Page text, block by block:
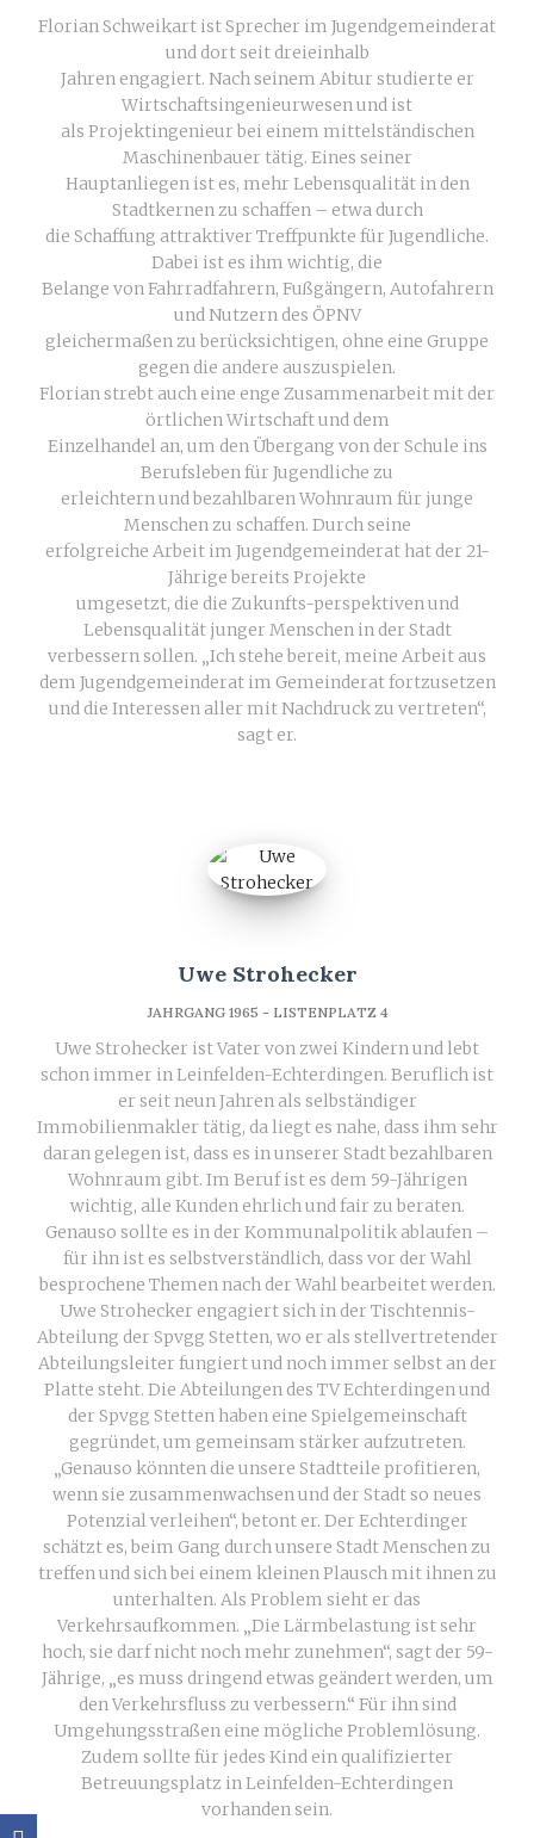
Florian Schweikart ist Sprecher im Jugendgemeinderat
und dort seit dreieinhalb
Jahren engagiert. Nach seinem Abitur studierte er
Wirtschaftsingenieurwesen und ist
als Projektingenieur bei einem mittelständischen
Maschinenbauer tätig. Eines seiner
Hauptanliegen ist es, mehr Lebensqualität in den
Stadtkernen zu schaffen – etwa durch
die Schaffung attraktiver Treffpunkte für Jugendliche.
Dabei ist es ihm wichtig, die
Belange von Fahrradfahrern, Fußgängern, Autofahrern
und Nutzern des ÖPNV
gleichermaßen zu berücksichtigen, ohne eine Gruppe
gegen die andere auszuspielen.
Florian strebt auch eine enge Zusammenarbeit mit der
örtlichen Wirtschaft und dem
Einzelhandel an, um den Übergang von der Schule ins
Berufsleben für Jugendliche zu
erleichtern und bezahlbaren Wohnraum für junge
Menschen zu schaffen. Durch seine
erfolgreiche Arbeit im Jugendgemeinderat hat der 21-
Jährige bereits Projekte
umgesetzt, die die Zukunfts-perspektiven und
Lebensqualität junger Menschen in der Stadt
verbessern sollen. „Ich stehe bereit, meine Arbeit aus
dem Jugendgemeinderat im Gemeinderat fortzusetzen
und die Interessen aller mit Nachdruck zu vertreten“,
sagt er.
Uwe Strohecker
JAHRGANG 1965 - LISTENPLATZ 4
Uwe Strohecker ist Vater von zwei Kindern und lebt
schon immer in Leinfelden-Echterdingen. Beruflich ist
er seit neun Jahren als selbständiger
Immobilienmakler tätig, da liegt es nahe, dass ihm sehr
daran gelegen ist, dass es in unserer Stadt bezahlbaren
Wohnraum gibt. Im Beruf ist es dem 59-Jährigen
wichtig, alle Kunden ehrlich und fair zu beraten.
Genauso sollte es in der Kommunalpolitik ablaufen –
für ihn ist es selbstverständlich, dass vor der Wahl
besprochene Themen nach der Wahl bearbeitet werden.
Uwe Strohecker engagiert sich in der Tischtennis-
Abteilung der Spvgg Stetten, wo er als stellvertretender
Abteilungsleiter fungiert und noch immer selbst an der
Platte steht. Die Abteilungen des TV Echterdingen und
der Spvgg Stetten haben eine Spielgemeinschaft
gegründet, um gemeinsam stärker aufzutreten.
„Genauso könnten die unsere Stadtteile profitieren,
wenn sie zusammenwachsen und der Stadt so neues
Potenzial verleihen“, betont er. Der Echterdinger
schätzt es, beim Gang durch unsere Stadt Menschen zu
treffen und sich bei einem kleinen Plausch mit ihnen zu
unterhalten. Als Problem sieht er das
Verkehrsaufkommen. „Die Lärmbelastung ist sehr
hoch, sie darf nicht noch mehr zunehmen“, sagt der 59-
Jährige, „es muss dringend etwas geändert werden, um
den Verkehrsfluss zu verbessern.“ Für ihn sind
Umgehungsstraßen eine mögliche Problemlösung.
Zudem sollte für jedes Kind ein qualifizierter
Betreuungsplatz in Leinfelden-Echterdingen
vorhanden sein.